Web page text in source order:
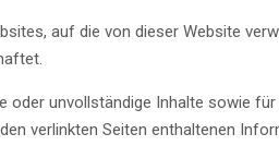
auf die von dieser Website
oder unvollständige Inhalte sowie
verlinkten Seiten enthaltenen